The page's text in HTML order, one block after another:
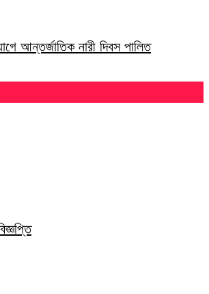
আন্তর্জাতিক নারী দিবস পালিত